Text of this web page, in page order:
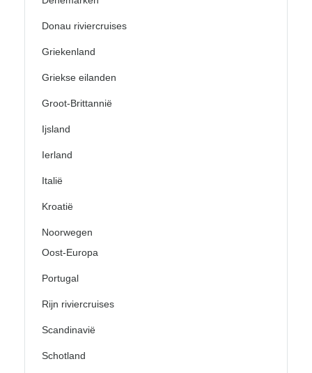
Donau riviercruises
Griekenland
Griekse eilanden
Groot-Brittannië
Ijsland
Ierland
Italië
Kroatië
Noorwegen
Oost-Europa
Portugal
Rijn riviercruises
Scandinavië
Schotland